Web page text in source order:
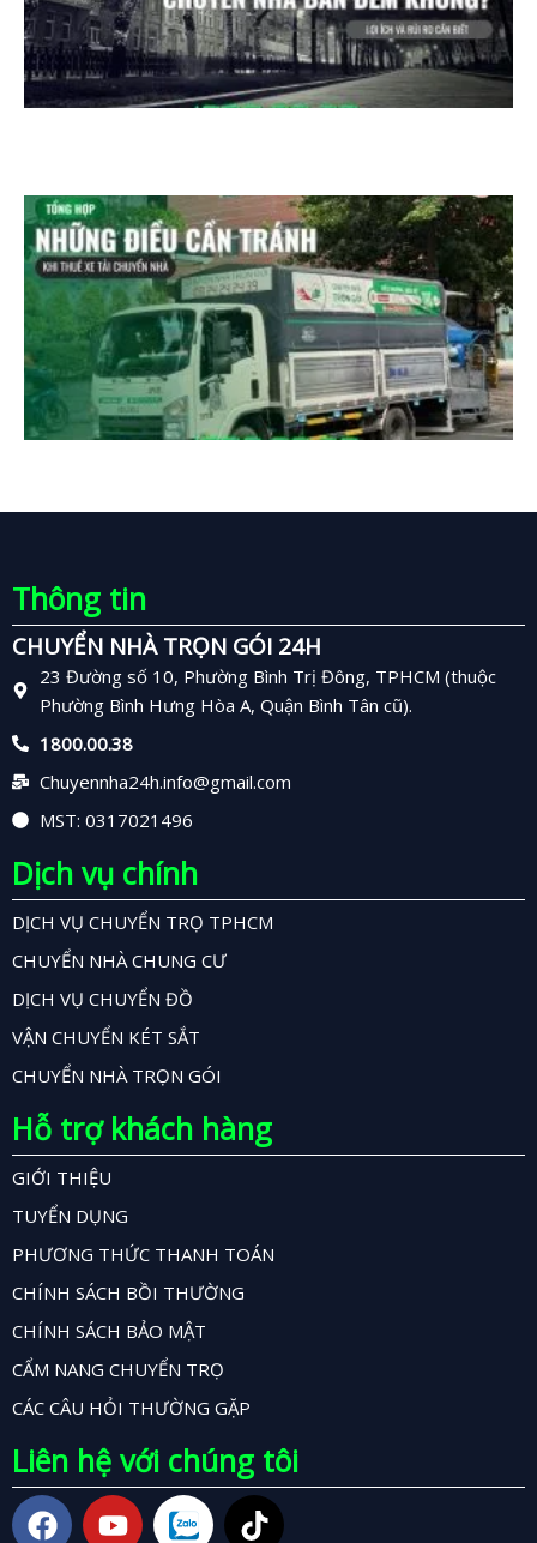
Thông tin
CHUYỂN NHÀ TRỌN GÓI 24H
23 Đường số 10, Phường Bình Trị Đông, TPHCM (thuộc
Phường Bình Hưng Hòa A, Quận Bình Tân cũ).
1800.00.38
Chuyennha24h.info@gmail.com
MST: 0317021496
Dịch vụ chính
DỊCH VỤ CHUYỂN TRỌ TPHCM
CHUYỂN NHÀ CHUNG CƯ
DỊCH VỤ CHUYỂN ĐỒ
VẬN CHUYỂN KÉT SẮT
CHUYỂN NHÀ TRỌN GÓI
Hỗ trợ khách hàng
GIỚI THIỆU
TUYỂN DỤNG
PHƯƠNG THỨC THANH TOÁN
CHÍNH SÁCH BỒI THƯỜNG
CHÍNH SÁCH BẢO MẬT
CẨM NANG CHUYỂN TRỌ
CÁC CÂU HỎI THƯỜNG GẶP
Liên hệ với chúng tôi
F
Y T